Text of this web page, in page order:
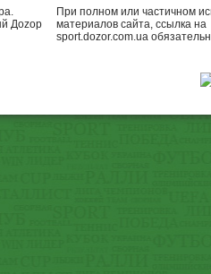
Доzор
При полном или частичном
материалов сайта, ссылка на
sport.dozor.com.ua